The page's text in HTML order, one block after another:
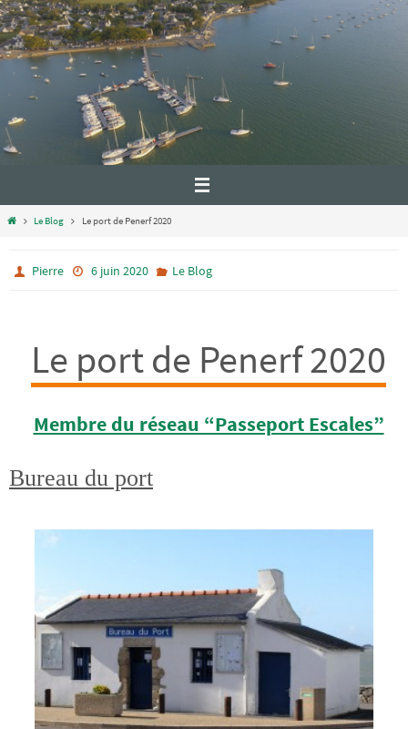
Le Blog Le port de Penerf 2020
Pierre 6 juin 2020 Le Blog
Le port de Penerf 2020
Membre du réseau “Passeport Escales”
Bureau du port